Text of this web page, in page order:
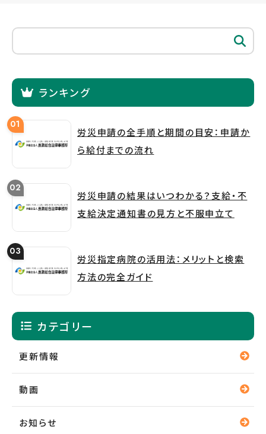
ランキング
労災申請の全手順と期間の目安：申請か
ら給付までの流れ
労災申請の結果はいつわかる？支給・不
支給決定通知書の見方と不服申立て
労災指定病院の活用法：メリットと検索
方法の完全ガイド
カテゴリー
更新情報
動画
お知らせ